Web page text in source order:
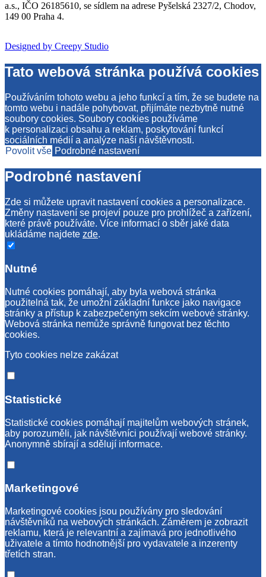
a.s., IČO 26185610, se sídlem na adrese Pyšelská 2327/2, Chodov,
149 00 Praha 4.
Designed by Creepy Studio
Tato webová stránka používá cookies
Používáním tohoto webu a jeho funkcí a tím, že se budete na
tomto webu i nadále pohybovat, přijímáte nezbytně nutné
soubory cookies. Soubory cookies používáme
k personalizaci obsahu a reklam, poskytování funkcí
sociálních médií a analýze naší návštěvnosti.
Povolit vše Podrobné nastavení
Podrobné nastavení
Zde si můžete upravit nastavení cookies a personalizace.
Změny nastavení se projeví pouze pro prohlížeč a zařízení,
které právě používáte. Více informací o sběr jaké data
ukládáme najdete zde.
Nutné
Nutné cookies pomáhají, aby byla webová stránka
použitelná tak, že umožní základní funkce jako navigace
stránky a přístup k zabezpečeným sekcím webové stránky.
Webová stránka nemůže správně fungovat bez těchto
cookies.
Tyto cookies nelze zakázat
Statistické
Statistické cookies pomáhají majitelům webových stránek,
aby porozuměli, jak návštěvníci používají webové stránky.
Anonymně sbírají a sdělují informace.
Marketingové
Marketingové cookies jsou používány pro sledování
návštěvníků na webových stránkách. Záměrem je zobrazit
reklamu, která je relevantní a zajímavá pro jednotlivého
uživatele a tímto hodnotnější pro vydavatele a inzerenty
třetích stran.